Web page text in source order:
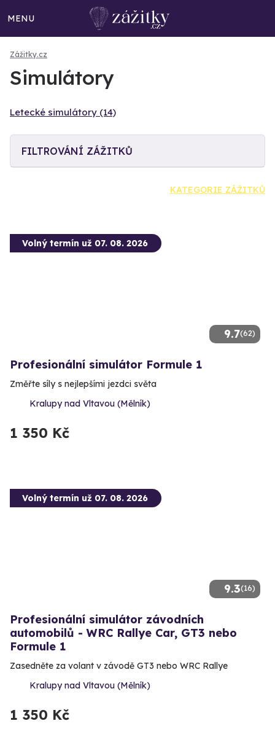
MENU
Zážitky.cz
Simulátory
Letecké simulátory (14)
FILTROVÁNÍ ZÁŽITKŮ
KATEGORIE ZÁŽITKŮ
9.7(62)
Volný termín už 07. 08. 2026
Profesionální simulátor Formule 1
Změřte síly s nejlepšími jezdci světa
Kralupy nad Vltavou (Mělník)
1 350 Kč
9.3(16)
Volný termín už 07. 08. 2026
Profesionální simulátor závodních
automobilů - WRC Rallye Car, GT3 nebo
Formule 1
Zasedněte za volant v závodě GT3 nebo WRC Rallye
Kralupy nad Vltavou (Mělník)
1 350 Kč